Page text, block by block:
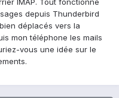
IMAP. Tout fonctionne
depuis Thunderbird
déplacés vers la
mon téléphone les mails
vous une idée sur le